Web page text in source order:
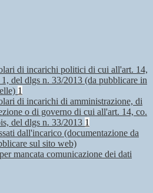
di incarichi politici di cui all'art. 14,
1, del dlgs n. 33/2013 (da pubblicare in
1
di incarichi di amministrazione, di
o di governo di cui all'art. 14, co.
del dlgs n. 33/2013 1
dall'incarico (documentazione da
sul sito web)
mancata comunicazione dei dati